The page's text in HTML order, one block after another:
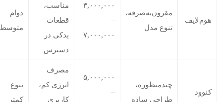
هوم‌لایف
مقرون‌به‌صرفه،
تنوع مدل
۳,۰۰۰,۰۰۰
–
۷,۰۰۰,۰۰۰
مناسب،
قطعات
یدکی در
دسترس
دوام
متوسط
کنوود
چندمنظوره،
طراحی ساده
۵,۰۰۰,۰۰۰
–
مصرف
انرژی کم،
کاربری
تنوع
کمتر